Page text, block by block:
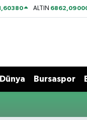
ALTIN
Dünya Bursaspor